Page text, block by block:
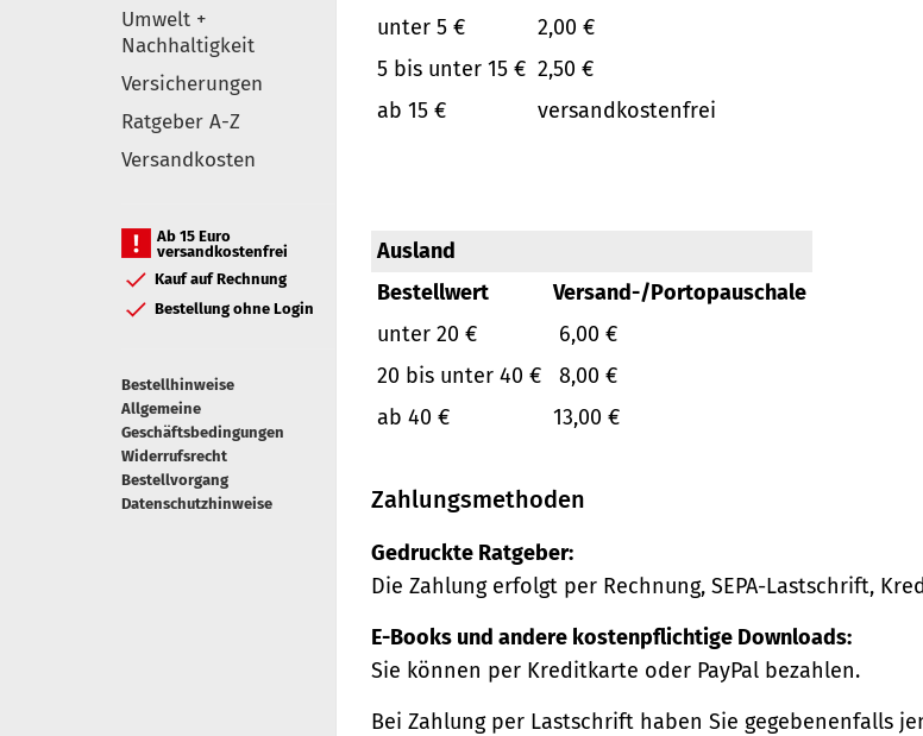
Umwelt +
Nachhaltigkeit
Versicherungen
Ratgeber A-Z
Versandkosten
Ab 15 Euro
versandkostenfrei
Kauf auf Rechnung
Bestellung ohne Login
Bestellhinweise
Allgemeine
Geschäftsbedingungen
Widerrufsrecht
Bestellvorgang
Datenschutzhinweise
unter 5 €
2,00 €
5 bis unter 15 € 2,50 €
ab 15 €
versandkostenfrei
Ausland
Bestellwert
Versand-/Portopauschale
unter 20 €
6,00 €
20 bis unter 40 €
8,00 €
ab 40 €
13,00 €
Zahlungsmethoden
Gedruckte Ratgeber:
Die Zahlung erfolgt per Rechnung, SEPA-Lastschrift,
E-Books und andere kostenpflichtige Downloads:
Sie können per Kreditkarte oder PayPal bezahlen.
Bei Zahlung per Lastschrift haben Sie gegebenenfalls